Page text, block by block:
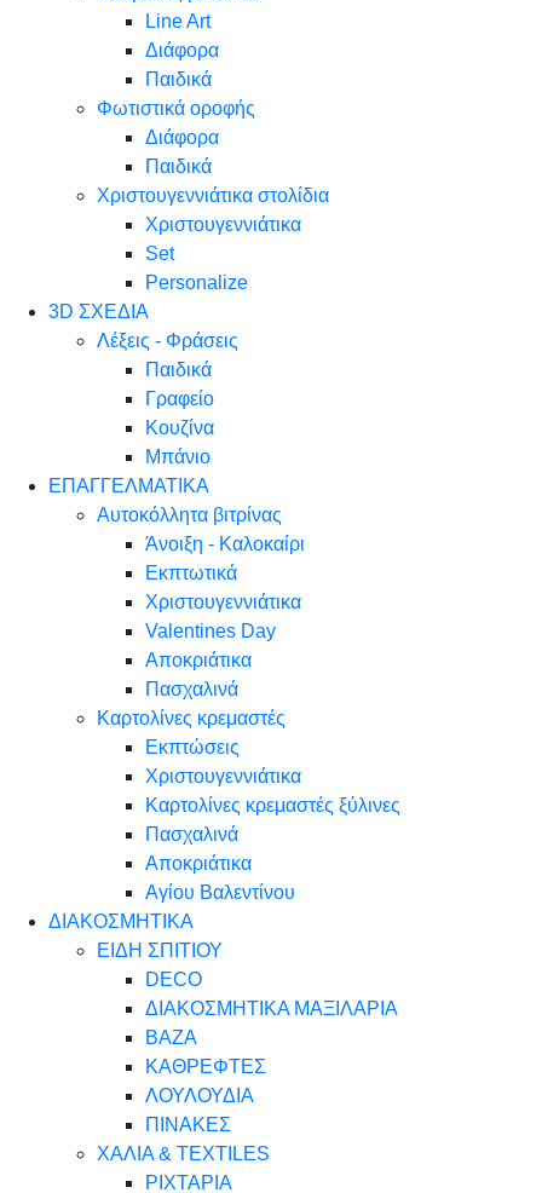
Line Art
Διάφορα
Παιδικά
Φωτιστικά οροφής
Διάφορα
Παιδικά
Χριστουγεννιάτικα στολίδια
Χριστουγεννιάτικα
Set
Personalize
3D ΣΧΕΔΙΑ
Λέξεις - Φράσεις
Παιδικά
Γραφείο
Κουζίνα
Μπάνιο
ΕΠΑΓΓΕΛΜΑΤΙΚΑ
Αυτοκόλλητα βιτρίνας
Άνοιξη - Καλοκαίρι
Εκπτωτικά
Χριστουγεννιάτικα
Valentines Day
Αποκριάτικα
Πασχαλινά
Καρτολίνες κρεμαστές
Εκπτώσεις
Χριστουγεννιάτικα
Καρτολίνες κρεμαστές ξύλινες
Πασχαλινά
Αποκριάτικα
Αγίου Βαλεντίνου
ΔΙΑΚΟΣΜΗΤΙΚΑ
ΕΙΔΗ ΣΠΙΤΙΟΥ
DECO
ΔΙΑΚΟΣΜΗΤΙΚΑ ΜΑΞΙΛΑΡΙΑ
ΒΑΖΑ
ΚΑΘΡΕΦΤΕΣ
ΛΟΥΛΟΥΔΙΑ
ΠΙΝΑΚΕΣ
ΧΑΛΙΑ & TEXTILES
ΡΙΧΤΑΡΙΑ